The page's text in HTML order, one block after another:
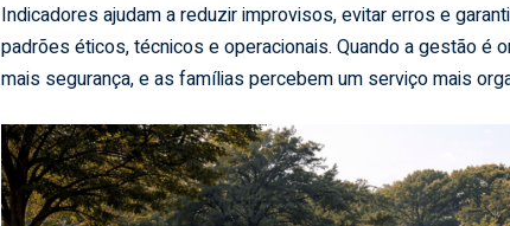
Indicadores ajudam a reduzir improvisos, evitar erros e
padrões éticos, técnicos e operacionais. Quando a gestão é
mais segurança, e as famílias percebem um serviço mais